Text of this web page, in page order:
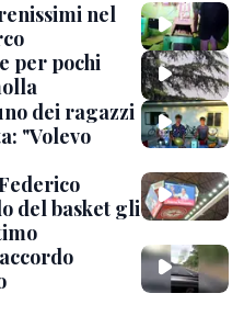
nel
per pochi
dei ragazzi
"Volevo
del basket gli